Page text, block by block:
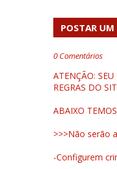
POSTAR
0 Comentários
ATENÇÃO:
REGRAS DO
ABAIXO
>>>Não serão
-Configurem